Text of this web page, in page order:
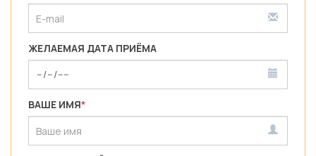
ЖЕЛАЕМАЯ ДАТА ПРИЁМА
ВАШЕ ИМЯ*